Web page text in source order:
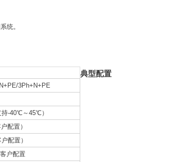
统。
3Ph+N+PE
-40℃～45℃）
配置）
配置）
户配置
典型配置